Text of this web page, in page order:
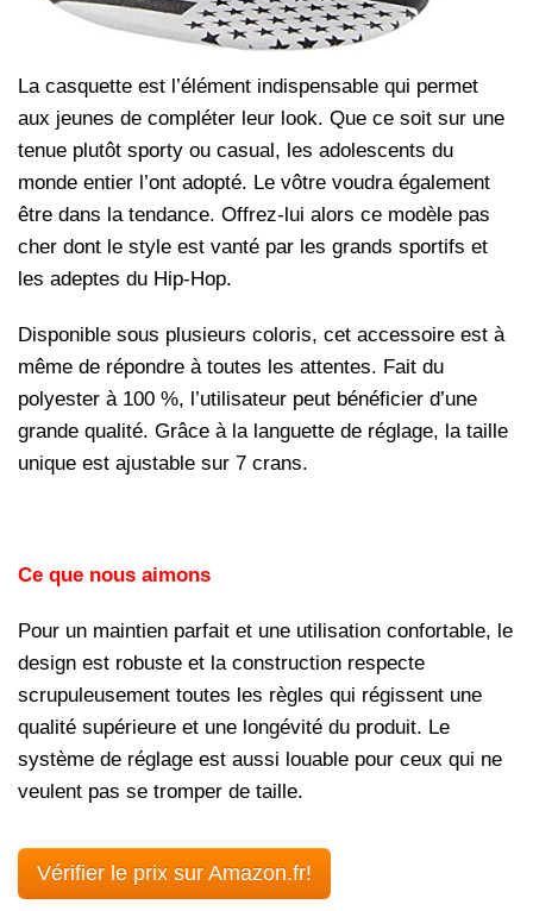
La casquette est l’élément indispensable qui permet
aux jeunes de compléter leur look. Que ce soit sur une
tenue plutôt sporty ou casual, les adolescents du
monde entier l’ont adopté. Le vôtre voudra également
être dans la tendance. Offrez-lui alors ce modèle pas
cher dont le style est vanté par les grands sportifs et
les adeptes du Hip-Hop.
Disponible sous plusieurs coloris, cet accessoire est à
même de répondre à toutes les attentes. Fait du
polyester à 100 %, l’utilisateur peut bénéficier d’une
grande qualité. Grâce à la languette de réglage, la taille
unique est ajustable sur 7 crans.
Ce que nous aimons
Pour un maintien parfait et une utilisation confortable, le
design est robuste et la construction respecte
scrupuleusement toutes les règles qui régissent une
qualité supérieure et une longévité du produit. Le
système de réglage est aussi louable pour ceux qui ne
veulent pas se tromper de taille.
Vérifier le prix sur Amazon.fr!